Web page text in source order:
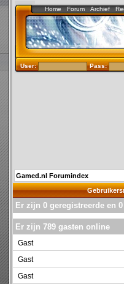
Home Forum Archief
User: Pass:
Gamed.nl Forumindex
Er zijn 0 geregistreerde en
Er zijn 789 gasten online
Gast
Gast
Gast